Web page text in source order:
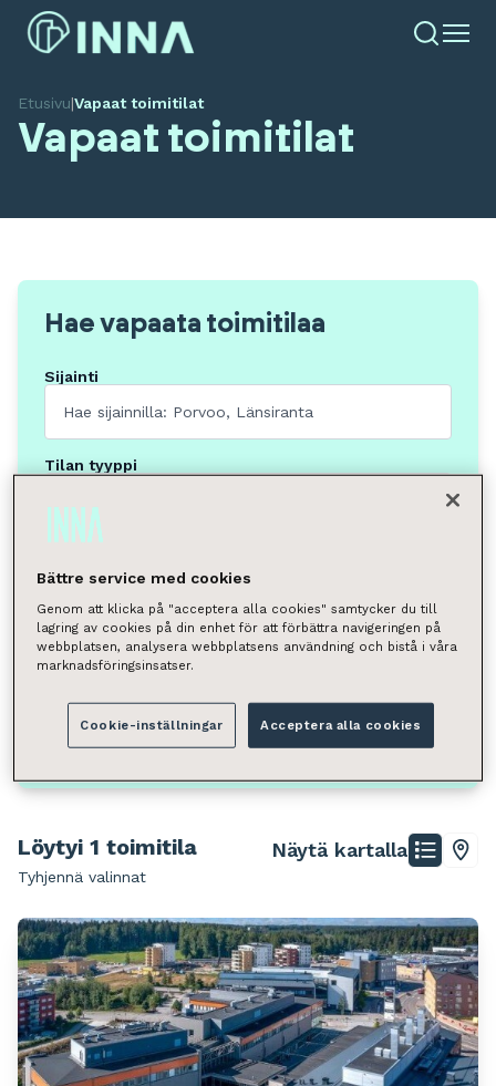
Etusivu|Vapaat toimitilat
Vapaat toimitilat
Hae vapaata toimitilaa
Sijainti
Tilan tyyppi
Valitse
Voit hakea kunnan, kaupunginosan, katuosoitteen tai
postinumeron perusteella.
Hae
Löytyi 1 toimitila
Tyhjennä valinnat
Näytä kartalla
Bättre service med cookies
Genom att klicka på "acceptera alla cookies" samtycker du till
lagring av cookies på din enhet för att förbättra navigeringen på
webbplatsen, analysera webbplatsens användning och bistå i våra
marknadsföringsinsatser.
Cookie-inställningar Acceptera alla cookies